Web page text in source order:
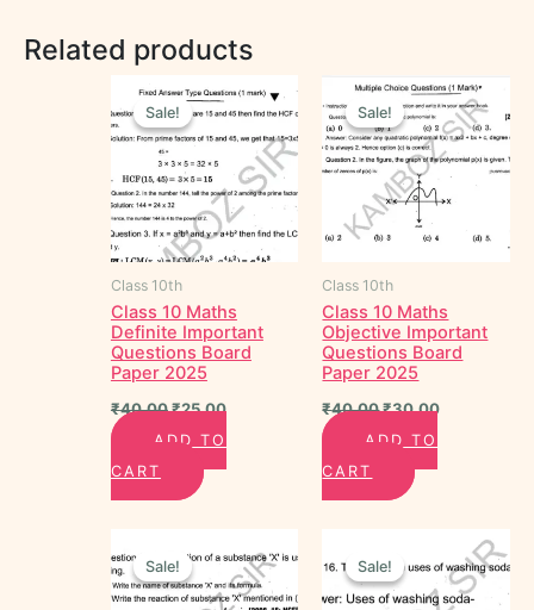
Related products
Sale!
Sale!
Class 10th
Class 10 Maths
Definite Important
Questions Board
Paper 2025
₹40.00
price
was:
₹40.00.
₹25.00
price
₹25.00.
ADD TO
CART
Sale!
Sale!
Class 10th
Class 10 Maths
Objective Important
Questions Board
Paper 2025
₹40.00
Original
price
was:
₹40.00.
₹30.00
Current
price
is:
₹30.00.
ADD TO
CART
Sale!
Sale!price
was:
₹40.00.
price
is:
₹20.00.
Sale!
Sale!price
was:
₹40.00.
Current
price
is:
₹20.00.